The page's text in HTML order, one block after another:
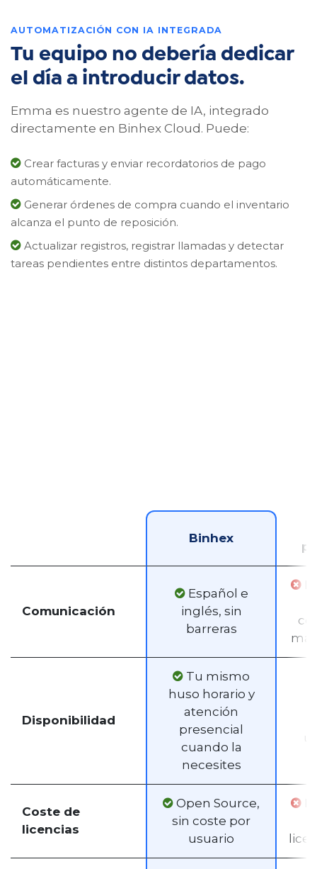
AUTOMATIZACIÓN CON IA INTEGRADA
Tu equipo no debería dedicar
el día a introducir datos.
Emma es nuestro agente de IA, integrado
directamente en Binhex Cloud. Puede:
Crear facturas y enviar recordatorios de pago
automáticamente.
Generar órdenes de compra cuando el inventario
alcanza el punto de reposición.
Actualizar registros, registrar llamadas y detectar
tareas pendientes entre distintos departamentos.
Binhex
Comunicación
Español e
inglés, sin
barreras
Disponibilidad
Tu mismo
huso horario y
atención
presencial
cuando la
necesites
Coste de
licencias
Open Source,
sin coste por
usuario